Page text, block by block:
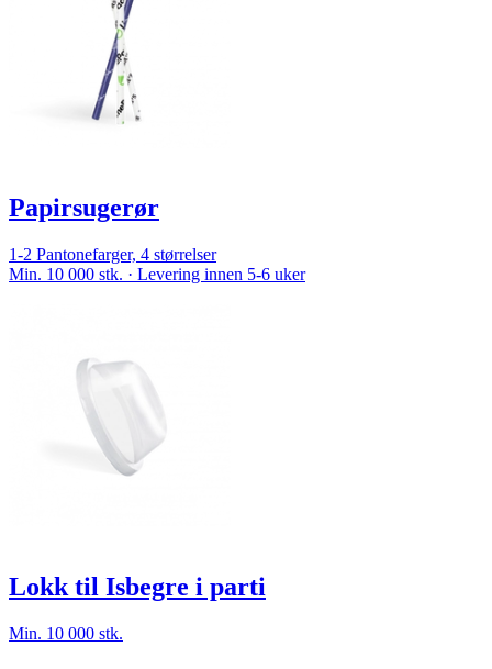
Papirsugerør
1-2 Pantonefarger, 4 størrelser
Min. 10 000 stk. · Levering innen 5-6 uker
Lokk til Isbegre i parti
Min. 10 000 stk.